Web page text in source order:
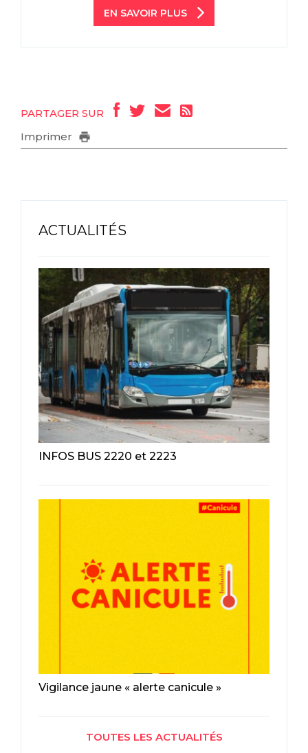
EN SAVOIR PLUS
PARTAGER SUR
Imprimer
ACTUALITÉS
INFOS BUS 2220 et 2223
Vigilance jaune « alerte canicule »
TOUTES LES ACTUALITÉS